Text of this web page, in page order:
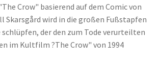
Crow" basierend auf dem Comic von
Skarsgård wird in die großen Fußstapfen
schlüpfen, der den zum Tode verurteilten
im Kultfilm ?The Crow" von 1994